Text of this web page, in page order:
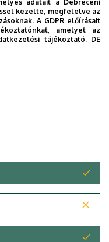
főiskolai tanár,
Matematika és
adatait a Debreceni
kezelte, megfelelve az
A GDPR előírásait
amelyet az
tájékoztató. DE